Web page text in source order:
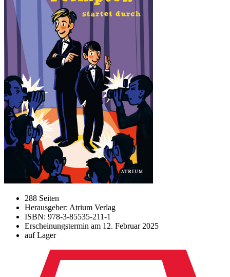
288 Seiten
Herausgeber: Atrium Verlag
ISBN: 978-3-85535-211-1
Erscheinungstermin am 12. Februar 2025
auf Lager